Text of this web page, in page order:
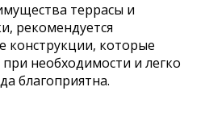
террасы и
рекомендуется
конструкции, которые
необходимости и легко
благоприятна.